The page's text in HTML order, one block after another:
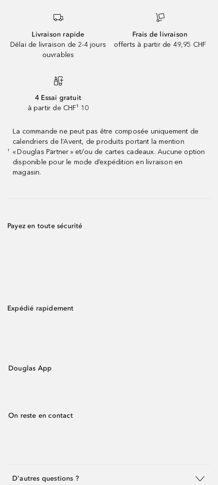
Livraison rapide
Délai de livraison de 2-4 jours
ouvrables
Frais de livraison
offerts à partir de 49,95 CHF
4 Essai gratuit
à partir de CHF¹ 10
¹
La commande ne peut pas être composée uniquement de
calendriers de l’Avent, de produits portant la mention
« Douglas Partner » et/ou de cartes cadeaux. Aucune option
disponible pour le mode d’expédition en livraison en
magasin.
Payez en toute sécurité
Expédié rapidement
Douglas App
On reste en contact
D'autres questions ?